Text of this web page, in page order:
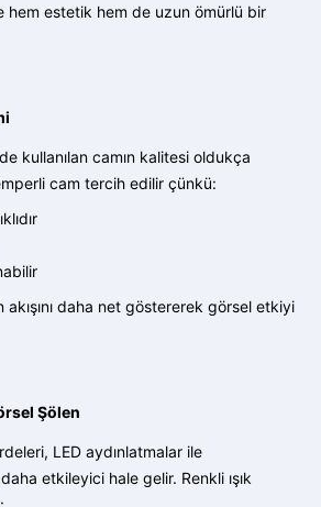
hem estetik hem de uzun ömürlü bir
kullanılan camın kalitesi oldukça
cam tercih edilir çünkü:
akışını daha net göstererek görsel etkiyi
Şölen
LED aydınlatmalar ile
etkileyici hale gelir. Renkli ışık